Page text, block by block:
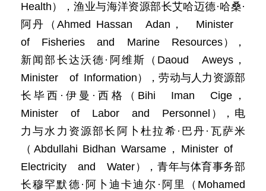
Health），渔业与海洋资源部长艾哈迈德·哈桑·
阿丹（Ahmed Hassan Adan， Minister
of Fisheries and Marine Resources），
新闻部长达沃德·阿维斯（Daoud Aweys，
Minister of Information），劳动与人力资源部
长毕西·伊曼·西格（Bihi Iman Cige，
Minister of Labor and Personnel），电
力与水力资源部长阿卜杜拉希·巴丹·瓦萨米
（Abdullahi Bidhan Warsame，Minister of
Electricity and Water），青年与体育事务部
长穆罕默德·阿卜迪卡迪尔·阿里（Mohamed